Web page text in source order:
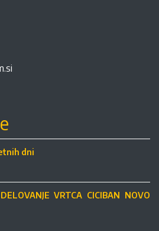
dni
VRTCA CICIBAN NOVO